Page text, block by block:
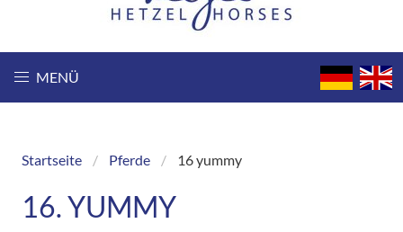
MENÜ
Breadcrumb
Startseite Pferde 16 yummy
16. YUMMY